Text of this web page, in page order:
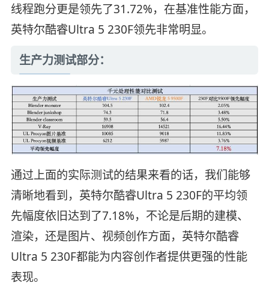
线程跑分更是领先了31.72%，在基准性能方面，
英特尔酷睿Ultra 5 230F领先非常明显。
生产力测试部分：
通过上面的实际测试的结果来看的话，我们能够
清晰地看到，英特尔酷睿Ultra 5 230F的平均领
先幅度依旧达到了7.18%，不论是后期的建模、
渲染，还是图片、视频创作方面，英特尔酷睿
Ultra 5 230F都能为内容创作者提供更强的性能
表现。